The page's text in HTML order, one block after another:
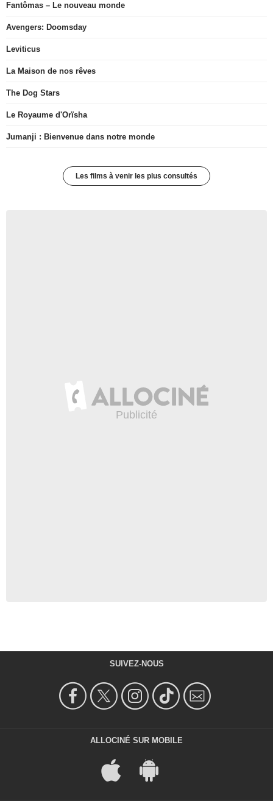
Fantômas – Le nouveau monde
Avengers: Doomsday
Leviticus
La Maison de nos rêves
The Dog Stars
Le Royaume d'Orïsha
Jumanji : Bienvenue dans notre monde
Les films à venir les plus consultés
SUIVEZ-NOUS
ALLOCINÉ SUR MOBILE